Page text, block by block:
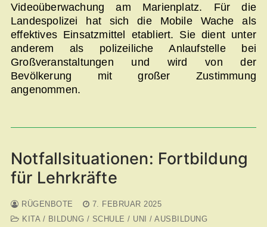
Videoüberwachung am Marienplatz. Für die
Landespolizei hat sich die Mobile Wache als
effektives Einsatzmittel etabliert. Sie dient unter
anderem als polizeiliche Anlaufstelle bei
Großveranstaltungen und wird von der
Bevölkerung mit großer Zustimmung
angenommen.
Notfallsituationen: Fortbildung
für Lehrkräfte
RÜGENBOTE
7. FEBRUAR 2025
KITA / BILDUNG / SCHULE / UNI / AUSBILDUNG